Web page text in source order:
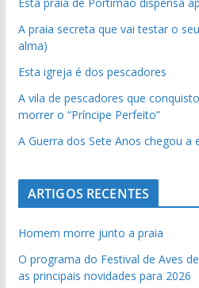
A praia secreta que vai testar o
alma)
Esta igreja é dos pescadores
A vila de pescadores que
morrer o “Príncipe Perfeito”
A Guerra dos Sete Anos chegou a
ARTIGOS RECENTES
Homem morre junto a praia
O programa do Festival de Aves
as principais novidades para 2026